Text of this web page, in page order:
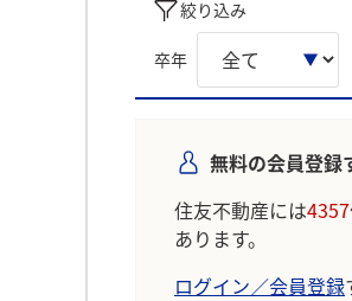
絞り込み
卒年
無料の会員登録
住友不動産には4357
あります。
ログイン／会員登録